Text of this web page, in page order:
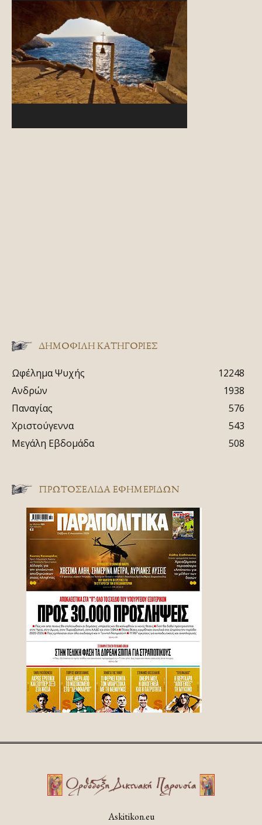
ΔΗΜΟΦΙΛΗ ΚΑΤΗΓΟΡΙΕΣ
Ωφέλημα Ψυχής
12248
Ανδρών
1938
Παναγίας
576
Χριστούγεννα
543
Μεγάλη Εβδομάδα
508
ΠΡΩΤΟΣΈΛΙΔΑ ΕΦΗΜΕΡΊΔΩΝ
Askitikon.eu